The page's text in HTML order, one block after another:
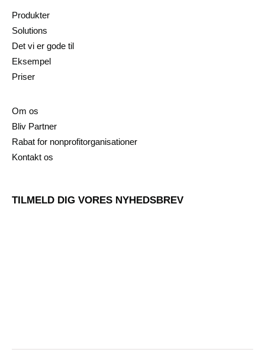
Produkter
Solutions
Det vi er gode til
Eksempel
Priser
Om os
Bliv Partner
Rabat for nonprofitorganisationer
Kontakt os
TILMELD DIG VORES NYHEDSBREV